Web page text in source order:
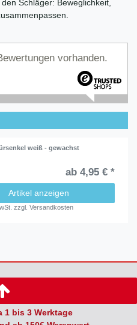
Schläger: Beweglichkeit,
vorhanden.
weiß - gewachst
ab 4,95 € *
Artikel anzeigen
zzgl.Versandkosten
1 bis 3 Werktage